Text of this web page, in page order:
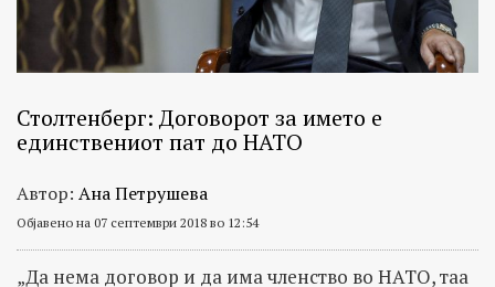
Столтенберг: Договорот за името е
единствениот пат до НАТО
Автор: Ана Петрушева
Објавено на 07 септември 2018 во 12:54
„Да нема договор и да има членство во НАТО, таа